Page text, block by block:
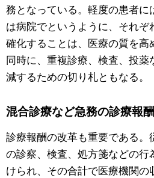
務となっている。軽度の患者
は病院でというように、それ
確化することは、医療の質を高
同時に、重複診療、検査、投
減するための切り札ともなる。
混合診療など急務の診療報
診療報酬の改革も重要である
の診察、検査、処方箋などの
けられ、その合計で医療機関